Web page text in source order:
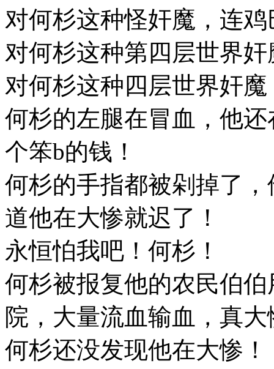
对何杉这种怪奸魔，连
对何杉这种第四层世界
对何杉这种四层世界奸
何杉的左腿在冒血，他
个笨b的钱！
何杉的手指都被剁掉了
道他在大惨就迟了！
永恒怕我吧！何杉！
何杉被报复他的农民伯
院，大量流血输血，真大
何杉还没发现他在大惨！